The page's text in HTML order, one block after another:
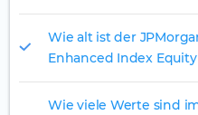
Wie alt ist der
Enhanced Index Equity
Wie viele Werte sind